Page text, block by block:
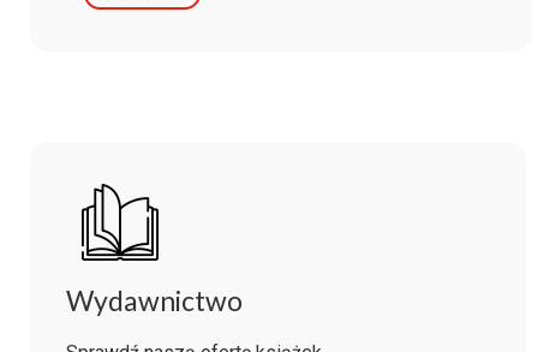
Wydawnictwo